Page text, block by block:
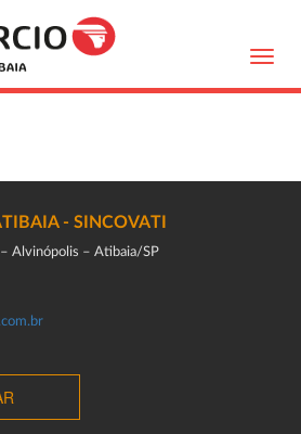
- SINCOVATI
Alvinópolis – Atibaia/SP